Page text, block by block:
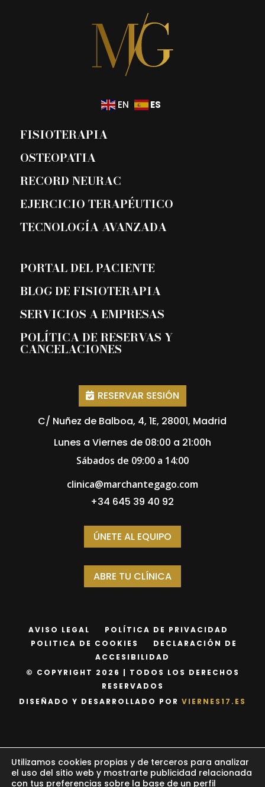
EN ES
FISIOTERAPIA
OSTEOPATIA
RECORD NEURAC
EJERCICIO TERAPÉUTICO
TECNOLOGÍA AVANZADA
PORTAL DEL PACIENTE
BLOG DE FISIOTERAPIA
SERVICIOS A EMPRESAS
POLÍTICA DE RESERVAS Y
CANCELACIONES
RESERVAR SESIÓN
C/ Nuñez de Balboa, 4, 1E, 28001, Madrid
Lunes a Viernes de 08:00 a 21:00h
Sábados de 09:00 a 14:00
clinica@marchantegago.com
+34 645 39 40 92
ÚNETE AL EQUIPO
ABRE TU CLÍNICA
AVISO LEGAL
POLÍTICA DE PRIVACIDAD
POLITICA DE COOKIES
DECLARACIÓN DE
ACCESIBILIDAD
© COPYRIGHT 2026 | TODOS LOS DERECHOS
RESERVADOS
DISEÑADO Y DESARROLLADO POR VIERNES17.ES
Utilizamos cookies propias y de terceros para analizar
el uso del sitio web y mostrarte publicidad relacionada
con tus preferencias sobre la base de un perfil